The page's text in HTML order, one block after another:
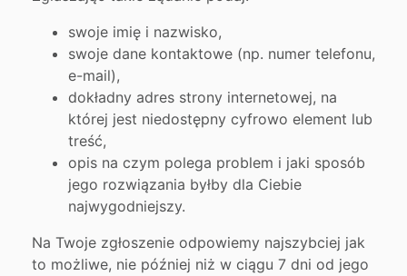
swoje imię i nazwisko,
swoje dane kontaktowe (np. numer telefonu,
e-mail),
dokładny adres strony internetowej, na
której jest niedostępny cyfrowo element lub
treść,
opis na czym polega problem i jaki sposób
jego rozwiązania byłby dla Ciebie
najwygodniejszy.
Na Twoje zgłoszenie odpowiemy najszybciej jak
to możliwe, nie później niż w ciągu 7 dni od jego